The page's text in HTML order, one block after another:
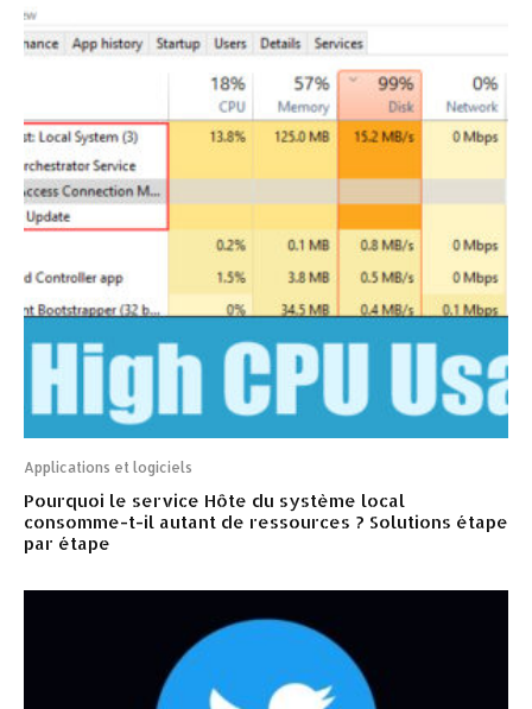
Applications et logiciels
Pourquoi le service Hôte du système local
consomme-t-il autant de ressources ? Solutions étape
par étape